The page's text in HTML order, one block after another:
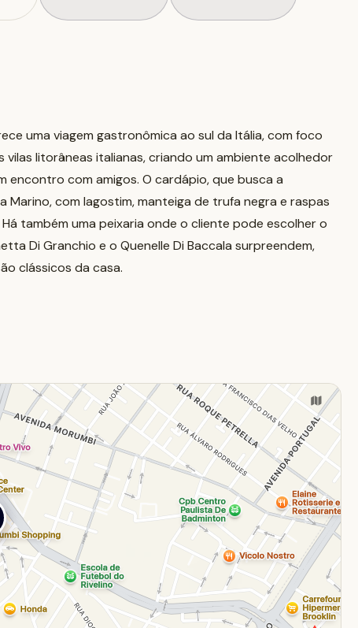
uma viagem gastronômica ao sul da Itália, com foco
litorâneas italianas, criando um ambiente acolhedor
encontro com amigos. O cardápio, que busca a
com lagostim, manteiga de trufa negra e raspas
também uma peixaria onde o cliente pode escolher o
Di Granchio e o Quenelle Di Baccala surpreendem,
clássicos da casa.